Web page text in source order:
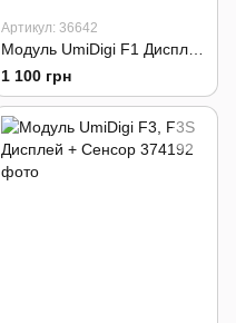
Артикул: 36642
1 100 грн